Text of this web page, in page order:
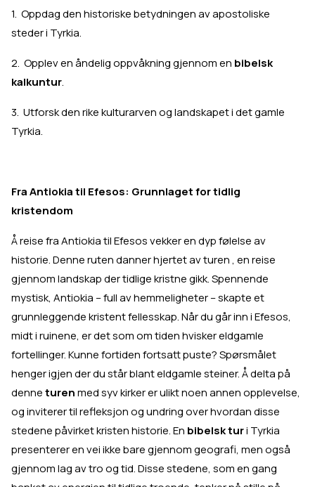
1. Oppdag den historiske betydningen av apostoliske
steder i Tyrkia.
2. Opplev en åndelig oppvåkning gjennom en bibelsk
kalkuntur.
3. Utforsk den rike kulturarven og landskapet i det gamle
Tyrkia.
Fra Antiokia til Efesos: Grunnlaget for tidlig
kristendom
Å reise fra Antiokia til Efesos vekker en dyp følelse av
historie. Denne ruten danner hjertet av turen, en reise
gjennom landskap der tidlige kristne gikk. Spennende
mystisk, Antiokia – full av hemmeligheter – skapte et
grunnleggende kristent fellesskap. Når du går inn i Efesos,
midt i ruinene, er det som om tiden hvisker eldgamle
fortellinger. Kunne fortiden fortsatt puste? Spørsmålet
henger igjen der du står blant eldgamle steiner. Å delta på
denneturenmed syv kirker er ulikt noen annen opplevelse,
og inviterer til refleksjon og undring over hvordan disse
stedene påvirket kristen historie. En bibelsk turi Tyrkia
presenterer en vei ikke bare gjennom geografi, men også
gjennom lag av tro og tid. Disse stedene, som en gang